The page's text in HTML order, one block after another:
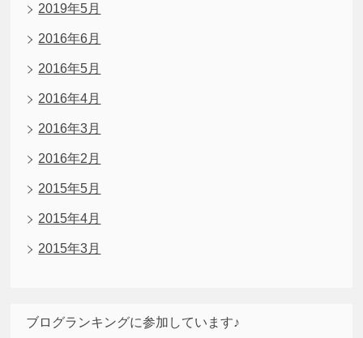
2019年5月
2016年6月
2016年5月
2016年4月
2016年3月
2016年2月
2015年5月
2015年4月
2015年3月
ブログランキングに参加しています♪